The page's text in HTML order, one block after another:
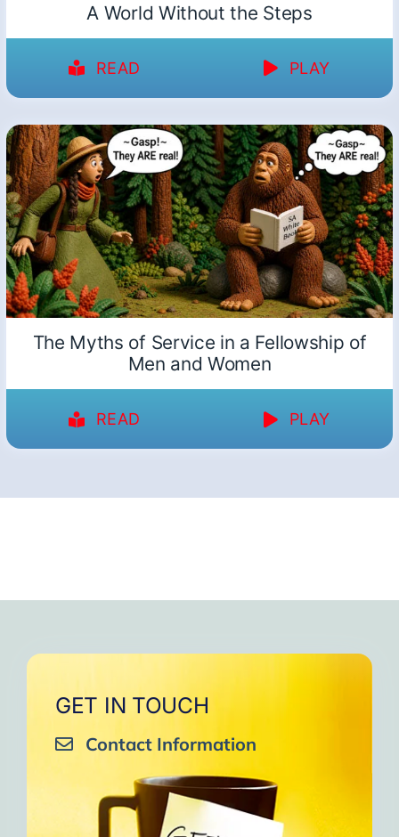
A World Without the Steps
READ PLAY
The Myths of Service in a Fellowship of
Men and Women
READ PLAY
GET IN TOUCH
Contact Information